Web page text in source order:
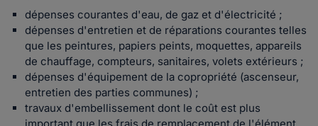
dépenses courantes d'eau, de gaz et d'électricité ;
dépenses d'entretien et de réparations courantes telles
que les peintures, papiers peints, moquettes, appareils
de chauffage, compteurs, sanitaires, volets extérieurs ;
dépenses d'équipement de la copropriété (ascenseur,
entretien des parties communes) ;
travaux d'embellissement dont le coût est plus